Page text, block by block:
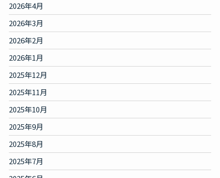
2026年4月
2026年3月
2026年2月
2026年1月
2025年12月
2025年11月
2025年10月
2025年9月
2025年8月
2025年7月